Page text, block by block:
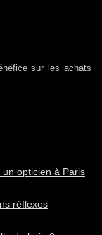
sur les achats
opticien à Paris
réflexes